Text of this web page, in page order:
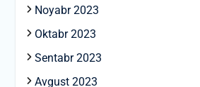
Noyabr 2023
Oktabr 2023
Sentabr 2023
Avgust 2023